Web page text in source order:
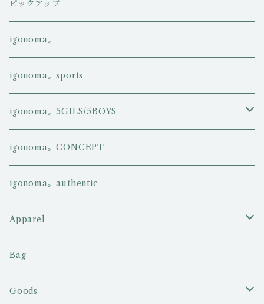
ピックアップ
igonoma。
igonoma。sports
igonoma。5GILS/5BOYS
5GIRLS
5BOYS
igonoma。CONCEPT
igonoma。authentic
Apparel
Tシャツ
ロングスリーブTシャツ
Bag
Goods